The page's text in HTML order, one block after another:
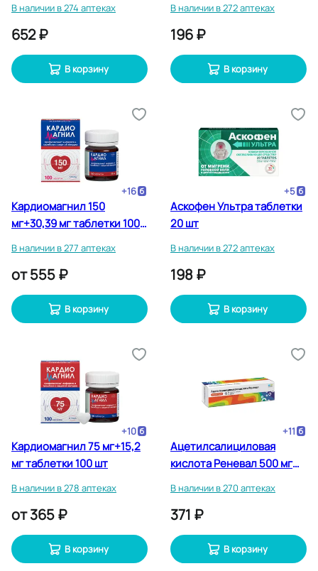
В наличии в 274 аптеках
652 ₽
В корзину
В наличии в 272 аптеках
196 ₽
В корзину
+16
Кардиомагнил 150
мг+30,39 мг таблетки 100
В наличии в 277 аптеках
от555 ₽
В корзину
+5
Аскофен Ультра таблетки
20 шт
В наличии в 272 аптеках
198 ₽
В корзину
+10
Кардиомагнил 75 мг+15,2
мг таблетки 100 шт
В наличии в 278 аптеках
от365 ₽
В корзину
+11
Ацетилсалициловая
кислота Реневал 500 мг
В наличии в 270 аптеках
371 ₽
В корзину